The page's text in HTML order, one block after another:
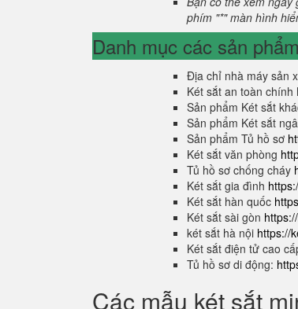
phím "*" màn hình
Danh mục các sản
Địa chỉ nhà máy sản
Két sắt an toàn chính
Sản phẩm Két sắt
Sản phẩm Két sắt
Sản phẩm Tủ hồ sơ
Két sắt văn phòng
Tủ hồ sơ chống cháy
Két sắt gia đình
Két sắt hàn quốc
Két sắt sài gòn
két sắt hà nội https://
Két sắt điện tử cao
Tủ hồ sơ di động:
Các mẫu két sắt